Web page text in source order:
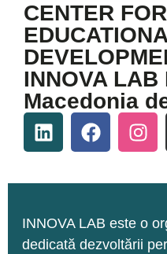
CENTER FOR
INNOVA
Macedonia
INNOVA LAB este o
dedicată dezvoltării